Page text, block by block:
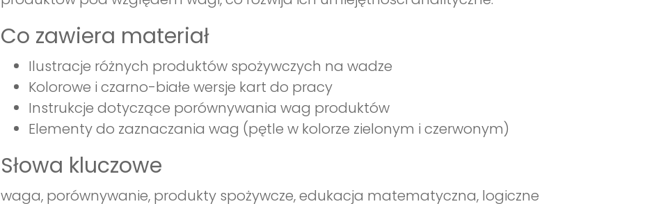
Co zawiera materiał
Ilustracje różnych produktów spożywczych na wadze
Kolorowe i czarno-białe wersje kart do pracy
Instrukcje dotyczące porównywania wag produktów
Elementy do zaznaczania wag (pętle w kolorze zielonym i czerwonym)
Słowa kluczowe
waga, porównywanie, produkty spożywcze, edukacja matematyczna, logiczne